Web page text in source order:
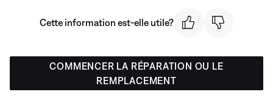
Cette information est-elle utile?
COMMENCER LA RÉPARATION OU LE
REMPLACEMENT